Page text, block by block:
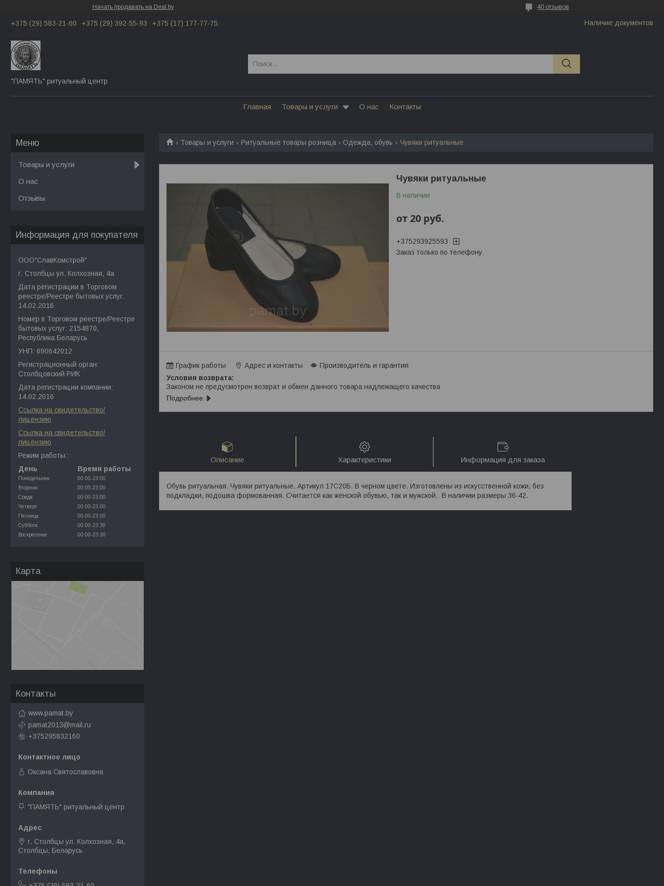
Начать продавать на Deal.by 40 отзывов
+375 (29) 583-21-60 +375 (29) 392-55-93 +375 (17) 177-77-75 Наличие документов
"ПАМЯТЬ" ритуальный центр
Главная Товары и услуги О нас Контакты
Товары и услуги Ритуальные товары розница Одежда, обувь Чувяки ритуальные
Чувяки ритуальные
В наличии
от 20 руб.
+375293925593
Заказ только по телефону
График работы Адрес и контакты Производитель и гарантия
Законом не предусмотрен возврат и обмен данного товара надлежащего качества
Подробнее
Описание Характеристики Информация для заказа
Обувь ритуальная. Чувяки ритуальные. Артикул 17С20Б. В черном цвете. Изготовлены из искусственной кожи, без
подкладки, подошва формованная. Считается как женской обувью, так и мужской. В наличии размеры 36-42.
Товары и услуги
О нас
Отзывы
Информация для покупателя
ООО"СлавКомстрой"
г. Столбцы ул. Колхозная, 4а
Дата регистрации в Торговом
реестре/Реестре бытовых услуг:
14.02.2016
Номер в Торговом реестре/Реестре
бытовых услуг: 2154870,
Республика Беларусь
УНП: 690642012
Регистрационный орган:
Столбцовский РИК
Дата регистрации компании:
14.02.2016
Ссылка на свидетельство/
лицензию
Ссылка на свидетельство/
лицензию
Режим работы:
День
Время работы
Понедельник
00:00-23:00
Вторник
00:00-23:00
Среда
00:00-23:00
Четверг
00:00-23:00
Пятница
00:00-23:00
Суббота
00:00-23:30
Воскресенье
00:00-23:30
Карта
Контакты
www.pamat.by
pamat2013@mail.ru
+375295832160
Оксана Святославовна
"ПАМЯТЬ" ритуальный центр
г. Столбцы ул. Колхозная, 4а,
Столбцы, Беларусь